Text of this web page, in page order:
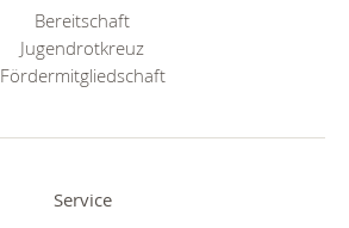
Bereitschaft
Jugendrotkreuz
Fördermitgliedschaft
Service